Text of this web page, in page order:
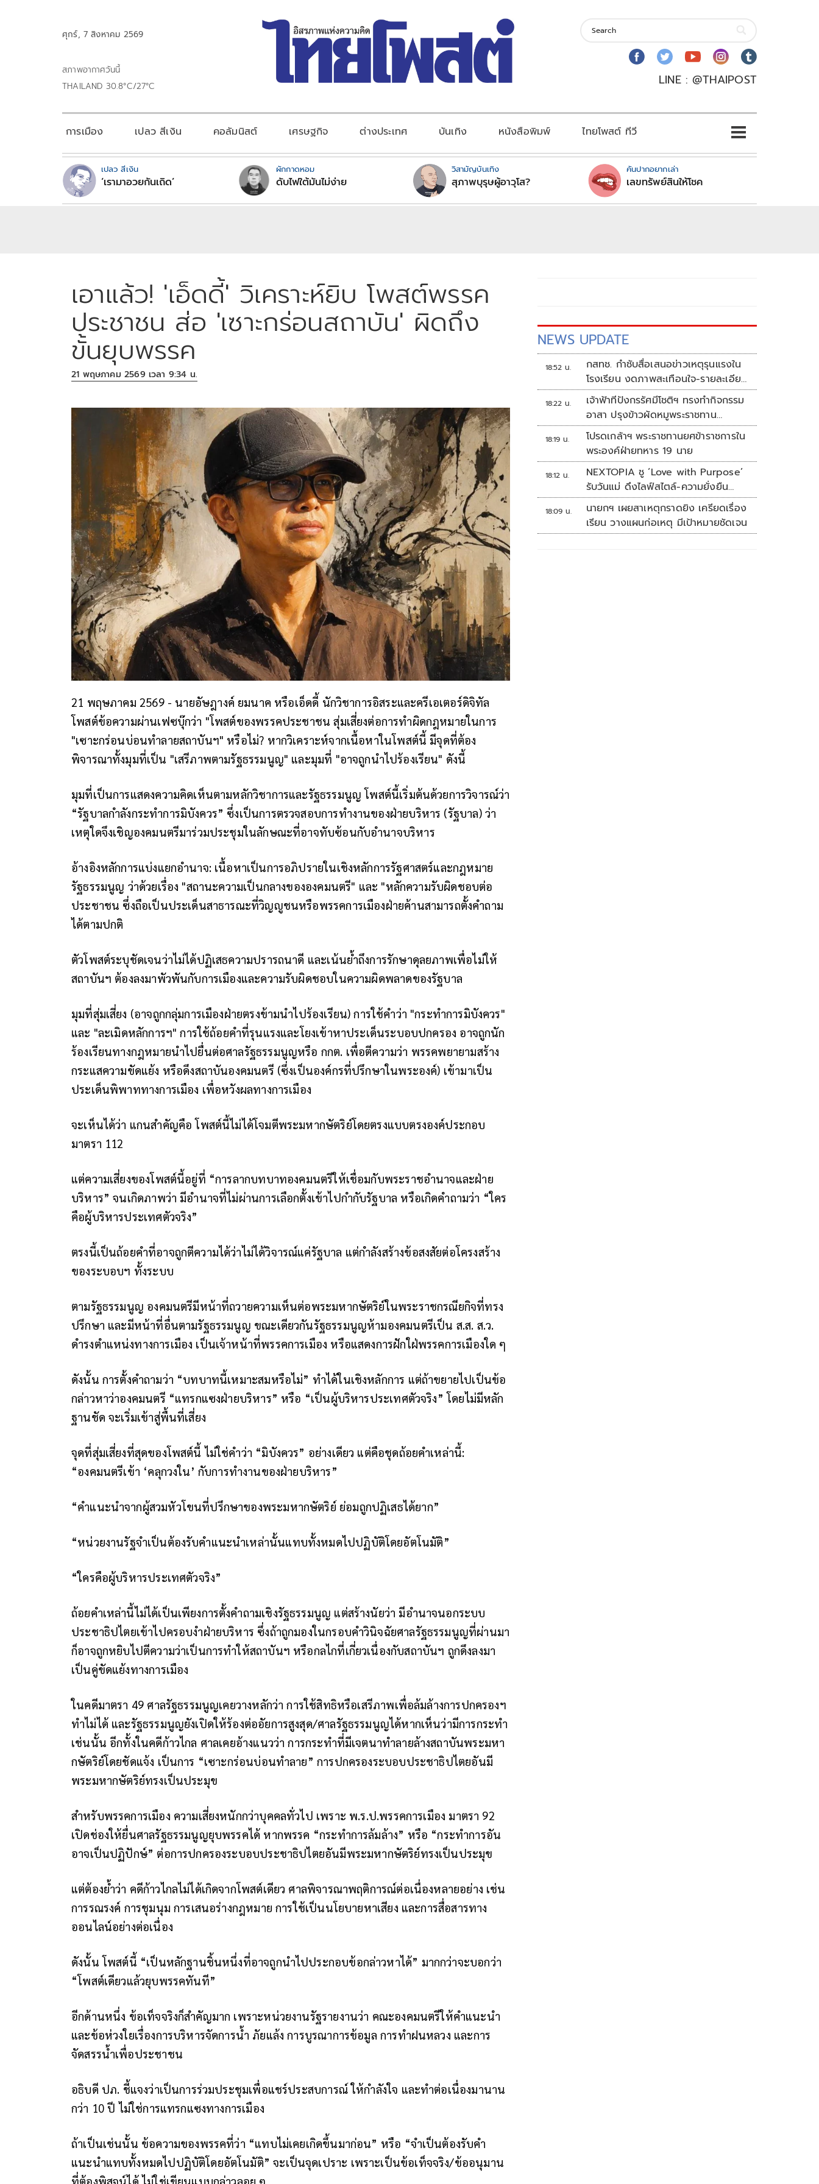
ศุกร์, 7 สิงหาคม 2569
สภาพอากาศวันนี้
THAILAND 30.8°C/27°C
LINE : @THAIPOST
การเมือง เปลว สีเงิน คอลัมนิสต์ เศรษฐกิจ ต่างประเทศ บันเทิง หนังสือพิมพ์ ไทยโพสต์ ทีวี
เปลว สีเงิน
‘เรามาอวยกันเถิด’
ผักกาดหอม
ดับไฟใต้มันไม่ง่าย
วิสามัญบันเทิง
สุภาพบุรุษผู้อาวุโส?
คันปากอยากเล่า
เลขทรัพย์สินให้โชค
เอาแล้ว! 'เอ็ดดี้' วิเคราะห์ยิบ โพสต์พรรค
ประชาชน ส่อ 'เซาะกร่อนสถาบัน' ผิดถึง
ขั้นยุบพรรค
21 พฤษภาคม 2569 เวลา 9:34 น.
21 พฤษภาคม 2569 - นายอัษฎางค์ ยมนาค หรือเอ็ดดี้ นักวิชาการอิสระและครีเอเตอร์ดิจิทัล
โพสต์ข้อความผ่านเฟซบุ๊กว่า "โพสต์ของพรรคประชาชน สุ่มเสี่ยงต่อการทำผิดกฎหมายในการ
"เซาะกร่อนบ่อนทำลายสถาบันฯ" หรือไม่? หากวิเคราะห์จากเนื้อหาในโพสต์นี้ มีจุดที่ต้อง
พิจารณาทั้งมุมที่เป็น "เสรีภาพตามรัฐธรรมนูญ" และมุมที่ "อาจถูกนำไปร้องเรียน" ดังนี้
มุมที่เป็นการแสดงความคิดเห็นตามหลักวิชาการและรัฐธรรมนูญโพสต์นี้เริ่มต้นด้วยการวิจารณ์ว่า
“รัฐบาลกำลังกระทำการมิบังควร” ซึ่งเป็นการตรวจสอบการทำงานของฝ่ายบริหาร (รัฐบาล) ว่า
เหตุใดจึงเชิญองคมนตรีมาร่วมประชุมในลักษณะที่อาจทับซ้อนกับอำนาจบริหาร
อ้างอิงหลักการแบ่งแยกอำนาจ: เนื้อหาเป็นการอภิปรายในเชิงหลักการรัฐศาสตร์และกฎหมาย
รัฐธรรมนูญ ว่าด้วยเรื่อง "สถานะความเป็นกลางขององคมนตรี" และ "หลักความรับผิดชอบต่อ
ประชาชน ซึ่งถือเป็นประเด็นสาธารณะที่วิญญูชนหรือพรรคการเมืองฝ่ายค้านสามารถตั้งคำถาม
ได้ตามปกติ
ตัวโพสต์ระบุชัดเจนว่าไม่ได้ปฏิเสธความปรารถนาดี และเน้นย้ำถึงการรักษาดุลยภาพเพื่อไม่ให้
สถาบันฯ ต้องลงมาพัวพันกับการเมืองและความรับผิดชอบในความผิดพลาดของรัฐบาล
มุมที่สุ่มเสี่ยง (อาจถูกกลุ่มการเมืองฝ่ายตรงข้ามนำไปร้องเรียน)การใช้คำว่า "กระทำการมิบังควร"
และ "ละเมิดหลักการฯ" การใช้ถ้อยคำที่รุนแรงและโยงเข้าหาประเด็นระบอบปกครอง อาจถูกนัก
ร้องเรียนทางกฎหมายนำไปยื่นต่อศาลรัฐธรรมนูญหรือ กกต. เพื่อตีความว่า พรรคพยายามสร้าง
กระแสความขัดแย้ง หรือดึงสถาบันองคมนตรี (ซึ่งเป็นองค์กรที่ปรึกษาในพระองค์) เข้ามาเป็น
ประเด็นพิพาททางการเมือง เพื่อหวังผลทางการเมือง
จะเห็นได้ว่า แกนสำคัญคือ โพสต์นี้ไม่ได้โจมตีพระมหากษัตริย์โดยตรงแบบตรงองค์ประกอบ
มาตรา 112
แต่ความเสี่ยงของโพสต์นี้อยู่ที่ “การลากบทบาทองคมนตรีให้เชื่อมกับพระราชอำนาจและฝ่าย
บริหาร” จนเกิดภาพว่า มีอำนาจที่ไม่ผ่านการเลือกตั้งเข้าไปกำกับรัฐบาล หรือเกิดคำถามว่า “ใคร
คือผู้บริหารประเทศตัวจริง”
ตรงนี้เป็นถ้อยคำที่อาจถูกตีความได้ว่าไม่ได้วิจารณ์แค่รัฐบาล แต่กำลังสร้างข้อสงสัยต่อโครงสร้าง
ของระบอบฯ ทั้งระบบ
ตามรัฐธรรมนูญ องคมนตรีมีหน้าที่ถวายความเห็นต่อพระมหากษัตริย์ในพระราชกรณียกิจที่ทรง
ปรึกษา และมีหน้าที่อื่นตามรัฐธรรมนูญ ขณะเดียวกันรัฐธรรมนูญห้ามองคมนตรีเป็น ส.ส. ส.ว.
ดำรงตำแหน่งทางการเมือง เป็นเจ้าหน้าที่พรรคการเมือง หรือแสดงการฝักใฝ่พรรคการเมืองใด ๆ
ดังนั้น การตั้งคำถามว่า “บทบาทนี้เหมาะสมหรือไม่” ทำได้ในเชิงหลักการ แต่ถ้าขยายไปเป็นข้อ
กล่าวหาว่าองคมนตรี “แทรกแซงฝ่ายบริหาร” หรือ “เป็นผู้บริหารประเทศตัวจริง” โดยไม่มีหลัก
ฐานชัด จะเริ่มเข้าสู่พื้นที่เสี่ยง
จุดที่สุ่มเสี่ยงที่สุดของโพสต์นี้ ไม่ใช่คำว่า “มิบังควร” อย่างเดียว แต่คือชุดถ้อยคำเหล่านี้:
“องคมนตรีเข้า ‘คลุกวงใน’ กับการทำงานของฝ่ายบริหาร”
“คำแนะนำจากผู้สวมหัวโขนที่ปรึกษาของพระมหากษัตริย์ ย่อมถูกปฏิเสธได้ยาก”
“หน่วยงานรัฐจำเป็นต้องรับคำแนะนำเหล่านั้นแทบทั้งหมดไปปฏิบัติโดยอัตโนมัติ”
“ใครคือผู้บริหารประเทศตัวจริง”
ถ้อยคำเหล่านี้ไม่ได้เป็นเพียงการตั้งคำถามเชิงรัฐธรรมนูญ แต่สร้างนัยว่า มีอำนาจนอกระบบ
ประชาธิปไตยเข้าไปครอบงำฝ่ายบริหาร ซึ่งถ้าถูกมองในกรอบคำวินิจฉัยศาลรัฐธรรมนูญที่ผ่านมา
ก็อาจถูกหยิบไปตีความว่าเป็นการทำให้สถาบันฯ หรือกลไกที่เกี่ยวเนื่องกับสถาบันฯ ถูกดึงลงมา
เป็นคู่ขัดแย้งทางการเมือง
ในคดีมาตรา 49 ศาลรัฐธรรมนูญเคยวางหลักว่า การใช้สิทธิหรือเสรีภาพเพื่อล้มล้างการปกครองฯ
ทำไม่ได้ และรัฐธรรมนูญยังเปิดให้ร้องต่ออัยการสูงสุด/ศาลรัฐธรรมนูญได้หากเห็นว่ามีการกระทำ
เช่นนั้น อีกทั้งในคดีก้าวไกล ศาลเคยอ้างแนวว่า การกระทำที่มีเจตนาทำลายล้างสถาบันพระมหา
กษัตริย์โดยชัดแจ้ง เป็นการ “เซาะกร่อนบ่อนทำลาย” การปกครองระบอบประชาธิปไตยอันมี
พระมหากษัตริย์ทรงเป็นประมุข
สำหรับพรรคการเมือง ความเสี่ยงหนักกว่าบุคคลทั่วไป เพราะ พ.ร.ป.พรรคการเมือง มาตรา 92
เปิดช่องให้ยื่นศาลรัฐธรรมนูญยุบพรรคได้ หากพรรค “กระทำการล้มล้าง” หรือ “กระทำการอัน
อาจเป็นปฏิปักษ์” ต่อการปกครองระบอบประชาธิปไตยอันมีพระมหากษัตริย์ทรงเป็นประมุข
แต่ต้องย้ำว่า คดีก้าวไกลไม่ได้เกิดจากโพสต์เดียว ศาลพิจารณาพฤติการณ์ต่อเนื่องหลายอย่าง เช่น
การรณรงค์ การชุมนุม การเสนอร่างกฎหมาย การใช้เป็นนโยบายหาเสียง และการสื่อสารทาง
ออนไลน์อย่างต่อเนื่อง
ดังนั้น โพสต์นี้ “เป็นหลักฐานชิ้นหนึ่งที่อาจถูกนำไปประกอบข้อกล่าวหาได้” มากกว่าจะบอกว่า
“โพสต์เดียวแล้วยุบพรรคทันที”
อีกด้านหนึ่ง ข้อเท็จจริงก็สำคัญมาก เพราะหน่วยงานรัฐรายงานว่า คณะองคมนตรีให้คำแนะนำ
และข้อห่วงใยเรื่องการบริหารจัดการน้ำ ภัยแล้ง การบูรณาการข้อมูล การทำฝนหลวง และการ
จัดสรรน้ำเพื่อประชาชน
อธิบดี ปภ. ชี้แจงว่าเป็นการร่วมประชุมเพื่อแชร์ประสบการณ์ ให้กำลังใจ และทำต่อเนื่องมานาน
กว่า 10 ปี ไม่ใช่การแทรกแซงทางการเมือง
ถ้าเป็นเช่นนั้น ข้อความของพรรคที่ว่า “แทบไม่เคยเกิดขึ้นมาก่อน” หรือ “จำเป็นต้องรับคำ
แนะนำแทบทั้งหมดไปปฏิบัติโดยอัตโนมัติ” จะเป็นจุดเปราะ เพราะเป็นข้อเท็จจริง/ข้ออนุมาน
ที่ต้องพิสูจน์ได้ ไม่ใช่เขียนแบบกล่าวลอย ๆ
NEWS UPDATE
18:52 น.
กสทช. กำชับสื่อเสนอข่าวเหตุรุนแรงใน
โรงเรียน งดภาพสะเทือนใจ-รายละเอียด
เสี่ยงเลียนแบบ
18:22 น.
เจ้าฟ้าทีปังกรรัศมีโชติฯ ทรงทำกิจกรรม
อาสา ปรุงข้าวผัดหมูพระราชทาน
ประชาชน
18:19 น.
โปรดเกล้าฯ พระราชทานยศข้าราชการใน
พระองค์ฝ่ายทหาร 19 นาย
18:12 น.
NEXTOPIA ชู ‘Love with Purpose’
รับวันแม่ ดึงไลฟ์สไตล์-ความยั่งยืน
สร้างประสบการณ์ช้อปปิงมีความหมาย
18:09 น.
นายกฯ เผยสาเหตุกราดยิง เครียดเรื่อง
เรียน วางแผนก่อเหตุ มีเป้าหมายชัดเจน